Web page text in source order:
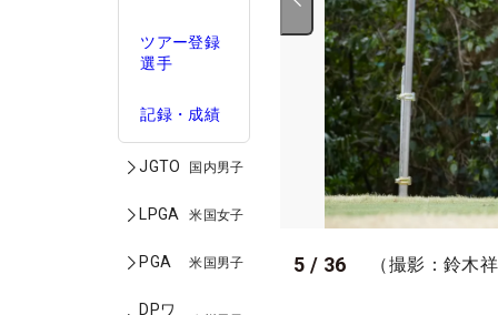
ツアー登録
選手
記録・成績
JGTO 国内男子
LPGA 米国女子
PGA 米国男子
DPワ
5 / 36 （撮影：鈴木